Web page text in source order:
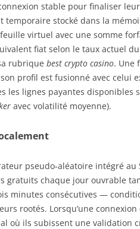
stable pour finaliser
temporaire stocké dans la
virtuel avec une somme
fiat selon le taux actuel
rubrique best crypto casino. Une
profil est fusionné avec celui
les lignes payantes disponibles
avec volatilité moyenne).
pseudo‑aléatoire intégré
gratuits chaque jour ouvrable
minutes consécutives —
rootés. Lorsqu’une
où ils subissent une validation